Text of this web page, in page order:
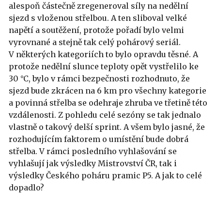
alespoň částečně zregeneroval síly na nedělní
sjezd s vloženou střelbou. A ten sliboval velké
napětí a soutěžení, protože pořadí bylo velmi
vyrovnané a stejně tak celý pohárový seriál.
V některých kategoriích to bylo opravdu těsné. A
protože nedělní slunce teploty opět vystřelilo ke
30 °C, bylo v rámci bezpečnosti rozhodnuto, že
sjezd bude zkrácen na 6 km pro všechny kategorie
a povinná střelba se odehraje zhruba ve třetině této
vzdálenosti. Z pohledu celé sezóny se tak jednalo
vlastně o takový delší sprint. A všem bylo jasné, že
rozhodujícím faktorem o umístění bude dobrá
střelba. V rámci posledního vyhlašování se
vyhlašují jak výsledky Mistrovství ČR, tak i
výsledky Českého poháru pramic P5. A jak to celé
dopadlo?